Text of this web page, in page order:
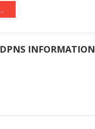
DPNS INFORMATION